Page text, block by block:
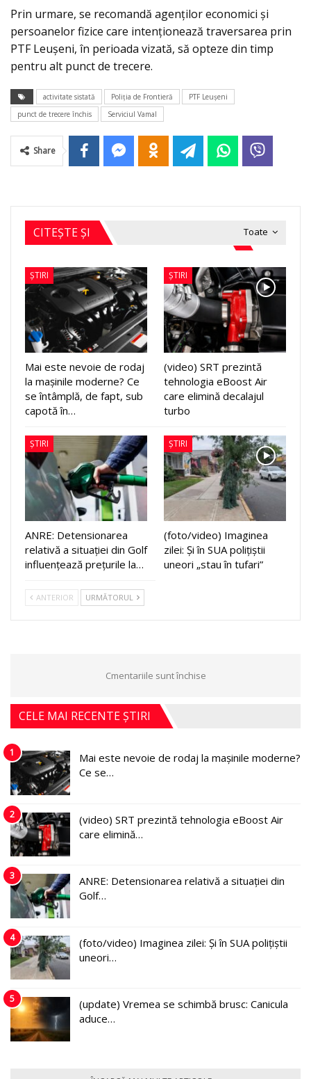
Prin urmare, se recomandă agenților economici și
persoanelor fizice care intenționează traversarea prin
PTF Leușeni, în perioada vizată, să opteze din timp
pentru alt punct de trecere.
activitate sistată Poliția de Frontieră
PTF Leușeni
punct de trecere închis
Serviciul Vamal
Share
Toate
CITEȘTE ȘI
ȘTIRI
Mai este nevoie de rodaj
la mașinile moderne? Ce
se întâmplă, de fapt, sub
capotă în…
ȘTIRI
(video) SRT prezintă
tehnologia eBoost Air
care elimină decalajul
turbo
ȘTIRI
ANRE: Detensionarea
relativă a situației din Golf
influențează prețurile la…
ȘTIRI
(foto/video) Imaginea
zilei: Și în SUA polițiștii
uneori „stau în tufari”
ANTERIOR URMĂTORUL
Cmentariile sunt închise
CELE MAI RECENTE ȘTIRI
1
Mai este nevoie de rodaj la mașinile moderne?
Ce se…
2
(video) SRT prezintă tehnologia eBoost Air
care elimină…
3
ANRE: Detensionarea relativă a situației din
Golf…
4
(foto/video) Imaginea zilei: Și în SUA polițiștii
uneori…
5
(update) Vremea se schimbă brusc: Canicula
aduce…